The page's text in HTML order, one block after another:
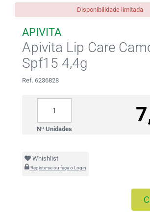
Disponibilidade limitada
APIVITA
Apivita Lip Care
Spf15 4,4g
Ref. 6236828
Nº Unidades
Whishlist
Registe-se ou faça o Login